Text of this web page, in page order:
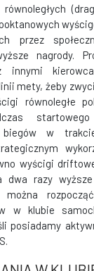
przez
nagrody.
innymi
mety, żeby
równoległe
w
wyścigi
dwa razy wyższe
w klubie
posiadamy